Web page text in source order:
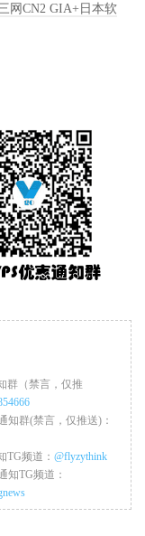
网CN2 GIA+日本软
群（禁言，仅推
知群(禁言，仅推送)：
TG频道： @flyzythink
知TG频道：